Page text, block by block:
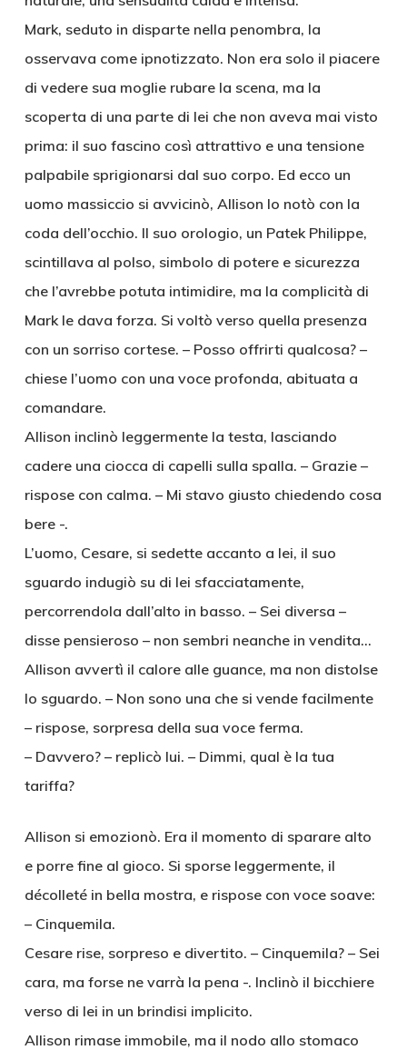
Mark, seduto in disparte nella penombra, la
osservava come ipnotizzato. Non era solo il piacere
di vedere sua moglie rubare la scena, ma la
scoperta di una parte di lei che non aveva mai visto
prima: il suo fascino così attrattivo e una tensione
palpabile sprigionarsi dal suo corpo. Ed ecco un
uomo massiccio si avvicinò, Allison lo notò con la
coda dell’occhio. Il suo orologio, un Patek Philippe,
scintillava al polso, simbolo di potere e sicurezza
che l’avrebbe potuta intimidire, ma la complicità di
Mark le dava forza. Si voltò verso quella presenza
con un sorriso cortese. – Posso offrirti qualcosa? –
chiese l’uomo con una voce profonda, abituata a
comandare.
Allison inclinò leggermente la testa, lasciando
cadere una ciocca di capelli sulla spalla. – Grazie –
rispose con calma. – Mi stavo giusto chiedendo cosa
bere -.
L’uomo, Cesare, si sedette accanto a lei, il suo
sguardo indugiò su di lei sfacciatamente,
percorrendola dall’alto in basso. – Sei diversa –
disse pensieroso – non sembri neanche in vendita…
Allison avvertì il calore alle guance, ma non distolse
lo sguardo. – Non sono una che si vende facilmente
– rispose, sorpresa della sua voce ferma.
– Davvero? – replicò lui. – Dimmi, qual è la tua
tariffa?
Allison si emozionò. Era il momento di sparare alto
e porre fine al gioco. Si sporse leggermente, il
décolleté in bella mostra, e rispose con voce soave:
– Cinquemila.
Cesare rise, sorpreso e divertito. – Cinquemila? – Sei
cara, ma forse ne varrà la pena -. Inclinò il bicchiere
verso di lei in un brindisi implicito.
Allison rimase immobile, ma il nodo allo stomaco